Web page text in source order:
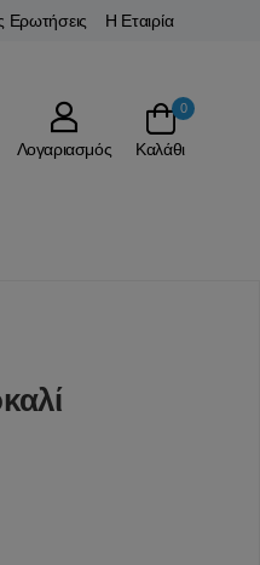
Ερωτήσεις Η Εταιρία
Λογαριασμός
0
Καλάθι